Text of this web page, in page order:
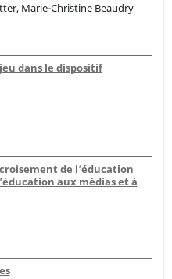
Marie-Christine Beaudry
dans le dispositif
de l’éducation
aux médias et à